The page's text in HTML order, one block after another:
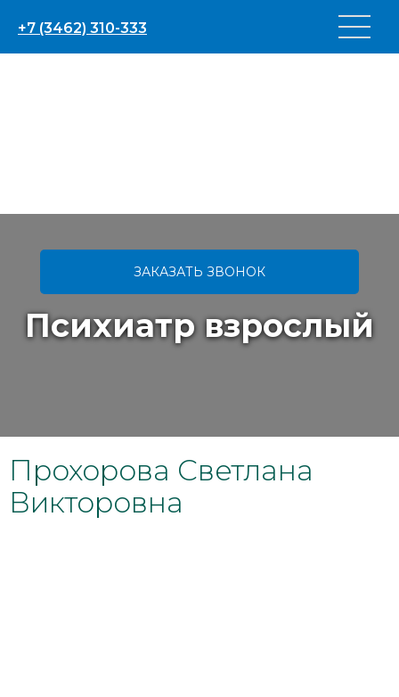
+7 (3462) 310-333
ЗАКАЗАТЬ ЗВОНОК
Психиатр взрослый
Прохорова Светлана
Викторовна